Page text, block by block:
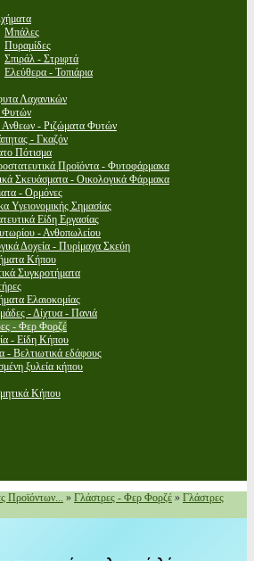
Μπάλες
Πυραμίδες
Σπιράλ - Στριφτά
Ελεύθερα - Τοπιάρια
Λαχανικών
Φυτών
Ανθεων - Ριζώματα Φυτών
- Γκαζόν
Πότισμα
Προϊόντα - Φυτοφάρμακα
Σκευάσματα - Οικολογικά Φάρμακα
- Ορμόνες
Υγειονομικής Σημασίας
Είδη Εργασίας
- Ανθοπωλείου
Δοχεία - Πυρίμαχα Σκεύη
Κήπου
Συγκροτήματα
Ελαιοκομίας
- Δίχτυα - Πανιά
- Φερ Φορζέ
- Είδη Κήπου
- Βελτιωτικά εδάφους
ξυλεία κήπου
Κήπου
Προϊόντων... » Γλάστρες - Φερ Φορζέ » Γλάστρες